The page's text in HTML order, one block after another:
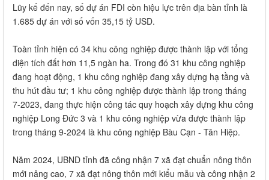
Lũy kế đến nay, số dự án FDI còn hiệu lực trên địa bàn tỉnh là
1.685 dự án với số vốn 35,15 tỷ USD.
Toàn tỉnh hiện có 34 khu công nghiệp được thành lập với tổng
diện tích đất hơn 11,5 ngàn ha. Trong đó 31 khu công nghiệp
đang hoạt động, 1 khu công nghiệp đang xây dựng hạ tầng và
thu hút đầu tư; 1 khu công nghiệp được thành lập trong tháng
7-2023, đang thực hiện công tác quy hoạch xây dựng khu công
nghiệp Long Đức 3 và 1 khu công nghiệp vừa được thành lập
trong tháng 9-2024 là khu công nghiệp Bàu Cạn - Tân Hiệp.
Năm 2024, UBND tỉnh đã công nhận 7 xã đạt chuẩn nông thôn
mới nâng cao, 7 xã đạt nông thôn mới kiểu mẫu và công nhận 2